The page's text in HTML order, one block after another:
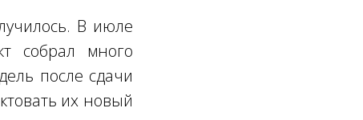
В июле
собрал много
после сдачи
их новый